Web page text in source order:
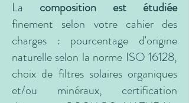
La composition
est étudiée
finement selon votre cahier des
charges : pourcentage d'origine
naturelle selon la norme ISO 16128,
choix de filtres solaires organiques
et/ou minéraux, certification